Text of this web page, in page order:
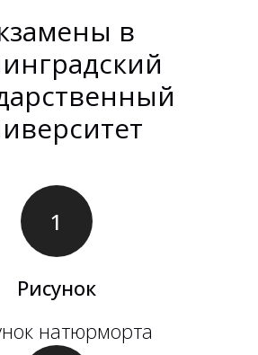
в
Рисунок
натюрморта